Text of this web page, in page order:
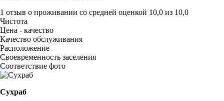
1 отзыв о проживании со средней оценкой 10,0 из 10,0
Чистота
Цена - качество
Качество обслуживания
Расположение
Своевременность заселения
Соответствие фото
Сухраб